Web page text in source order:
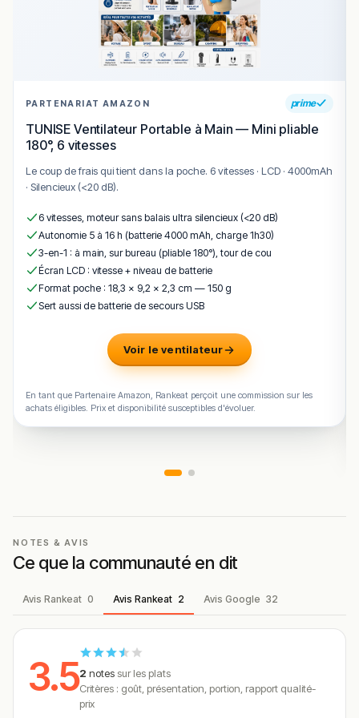
et variée”, leur volonté de proposer des plats à
emporter, et un positionnement dans le food‑service
Texte généré par intelligence artificielle, en attente de
Cette description peut contenir des erreurs, n'hésitez pas à
Améliorer la fiche de cet
établissement
PARTENARIAT AMAZON prime
TUNISE Ventilateur Portable à Main — Mini pliable
180°, 6 vitesses
Le coup de frais qui tient dans la poche. 6 vitesses · LCD · 4000mAh
· Silencieux (<20 dB).
6 vitesses, moteur sans balais ultra silencieux (<20 dB)
Autonomie 5 à 16 h (batterie 4000 mAh, charge 1h30)
3-en-1 : à main, sur bureau (pliable 180°), tour de cou
Écran LCD : vitesse + niveau de batterie
Format poche : 18,3 × 9,2 × 2,3 cm — 150 g
Sert aussi de batterie de secours USB
Voir le ventilateur
En tant que Partenaire Amazon, Rankeat perçoit une commission sur les
achats éligibles. Prix et disponibilité susceptibles d'évoluer.
NOTES & AVIS
Ce que la communauté en dit
Avis Rankeat 0 Avis Rankeat 2 Avis Google 32
3.52 notessur les plats
Critères : goût, présentation, portion, rapport qualité-
prix